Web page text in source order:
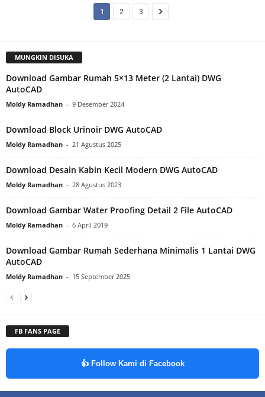
1 2 3
MUNGKIN DISUKA
Download Gambar Rumah 5×13 Meter (2 Lantai) DWG
AutoCAD
Moldy Ramadhan - 9 Desember 2024
Download Block Urinoir DWG AutoCAD
Moldy Ramadhan - 21 Agustus 2025
Download Desain Kabin Kecil Modern DWG AutoCAD
Moldy Ramadhan - 28 Agustus 2023
Download Gambar Water Proofing Detail 2 File AutoCAD
Moldy Ramadhan - 6 April 2019
Download Gambar Rumah Sederhana Minimalis 1 Lantai DWG
AutoCAD
Moldy Ramadhan - 15 September 2025
FB FANS PAGE
👍 Follow Kami di Facebook